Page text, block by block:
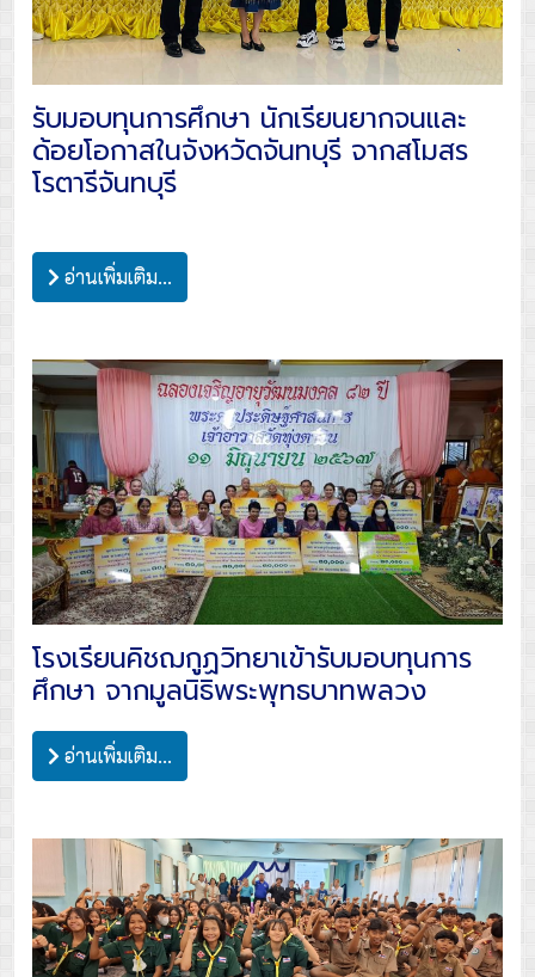
รับมอบทุนการศึกษา นักเรียนยากจนและ
ด้อยโอกาสในจังหวัดจันทบุรี จากสโมสร
โรตารีจันทบุรี
อ่านเพิ่มเติม...
โรงเรียนคิชฌกูฏวิทยาเข้ารับมอบทุนการ
ศึกษา จากมูลนิธิพระพุทธบาทพลวง
อ่านเพิ่มเติม...